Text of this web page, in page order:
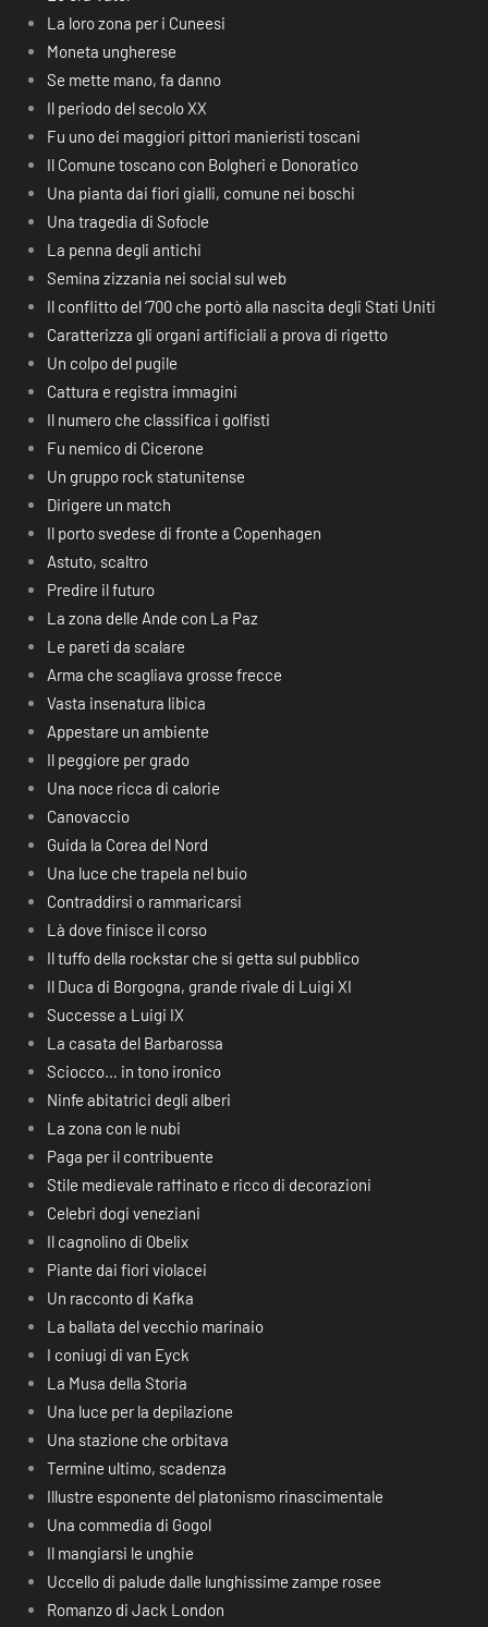
La loro zona per i Cuneesi
Moneta ungherese
Se mette mano, fa danno
Il periodo del secolo XX
Fu uno dei maggiori pittori manieristi toscani
Il Comune toscano con Bolgheri e Donoratico
Una pianta dai fiori gialli, comune nei boschi
Una tragedia di Sofocle
La penna degli antichi
Semina zizzania nei social sul web
Il conflitto del ‘700 che portò alla nascita degli Stati Uniti
Caratterizza gli organi artificiali a prova di rigetto
Un colpo del pugile
Cattura e registra immagini
Il numero che classifica i golfisti
Fu nemico di Cicerone
Un gruppo rock statunitense
Dirigere un match
Il porto svedese di fronte a Copenhagen
Astuto, scaltro
Predire il futuro
La zona delle Ande con La Paz
Le pareti da scalare
Arma che scagliava grosse frecce
Vasta insenatura libica
Appestare un ambiente
Il peggiore per grado
Una noce ricca di calorie
Canovaccio
Guida la Corea del Nord
Una luce che trapela nel buio
Contraddirsi o rammaricarsi
Là dove finisce il corso
Il tuffo della rockstar che si getta sul pubblico
Il Duca di Borgogna, grande rivale di Luigi XI
Successe a Luigi IX
La casata del Barbarossa
Sciocco… in tono ironico
Ninfe abitatrici degli alberi
La zona con le nubi
Paga per il contribuente
Stile medievale raffinato e ricco di decorazioni
Celebri dogi veneziani
Il cagnolino di Obelix
Piante dai fiori violacei
Un racconto di Kafka
La ballata del vecchio marinaio
I coniugi di van Eyck
La Musa della Storia
Una luce per la depilazione
Una stazione che orbitava
Termine ultimo, scadenza
Illustre esponente del platonismo rinascimentale
Una commedia di Gogol
Il mangiarsi le unghie
Uccello di palude dalle lunghissime zampe rosee
Romanzo di Jack London